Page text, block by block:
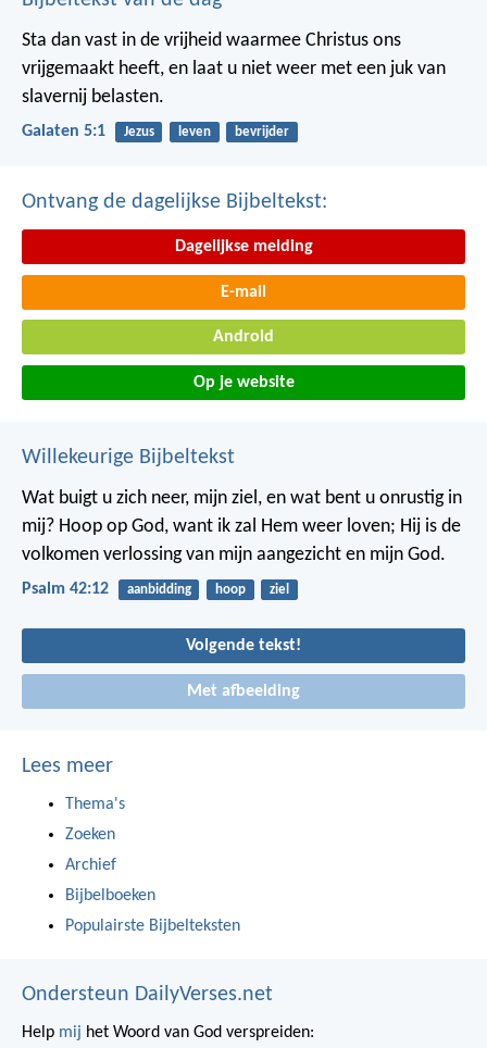
Sta dan vast in de vrijheid waarmee Christus ons
vrijgemaakt heeft, en laat u niet weer met een juk van
slavernij belasten.
Galaten 5:1 Jezus leven bevrijder
Ontvang de dagelijkse Bijbeltekst:
Dagelijkse melding
E-mail
Android
Op je website
Willekeurige Bijbeltekst
Wat buigt u zich neer, mijn ziel, en wat bent u onrustig in
mij? Hoop op God, want ik zal Hem weer loven; Hij is de
volkomen verlossing van mijn aangezicht en mijn God.
Psalm 42:12 aanbidding hoop ziel
Volgende tekst!
Met afbeelding
Lees meer
Thema's
Zoeken
Archief
Bijbelboeken
Populairste Bijbelteksten
Ondersteun DailyVerses.net
Help mij het Woord van God verspreiden: